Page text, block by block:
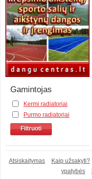
Gamintojas
Kermi radiatoriai
Purmo radiatoriai
Filtruoti
Atsiskaitymas Kaip užsakyti?
ypatybės